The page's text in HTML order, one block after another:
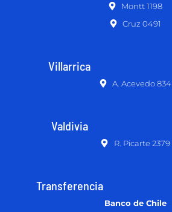
Montt 1198
Cruz 0491
Villarrica
A. Acevedo 834
Valdivia
R. Picarte 2379
Transferencia
Banco de Chile